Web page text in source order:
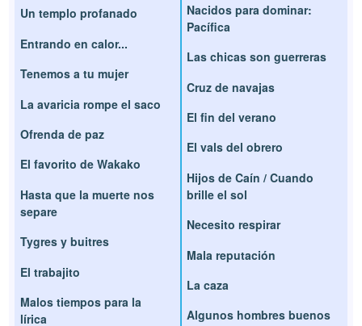
Un templo profanado
Entrando en calor...
Tenemos a tu mujer
La avaricia rompe el saco
Ofrenda de paz
El favorito de Wakako
Hasta que la muerte nos
separe
Tygres y buitres
El trabajito
Malos tiempos para la
lírica
Nacidos para dominar:
Pacífica
Las chicas son guerreras
Cruz de navajas
El fin del verano
El vals del obrero
Hijos de Caín / Cuando
brille el sol
Necesito respirar
Mala reputación
La caza
Algunos hombres buenos